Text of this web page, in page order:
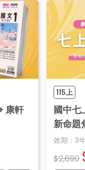
康軒
115上
國中七
新命題
效期： 3
$2,690